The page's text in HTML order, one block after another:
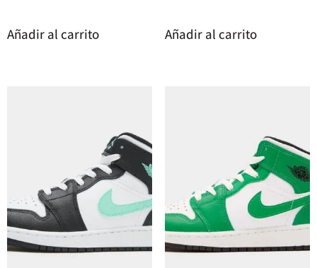
Añadir al carrito Añadir al carrito